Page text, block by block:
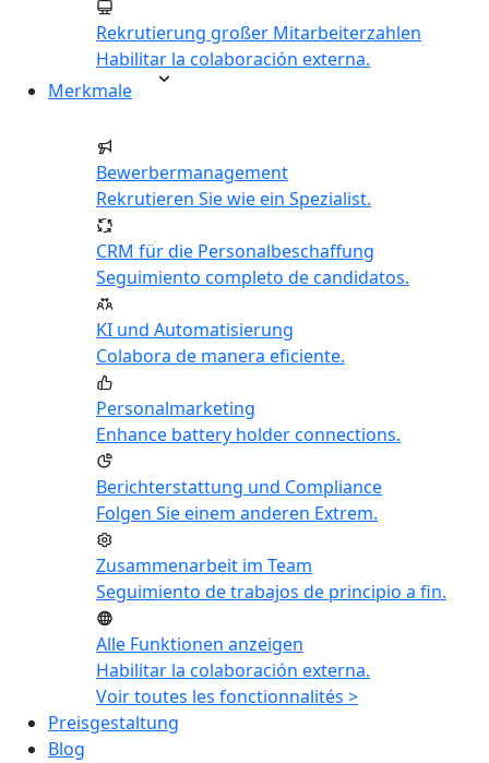
Rekrutierung großer Mitarbeiterzahlen
Habilitar la colaboración externa.
Merkmale
Bewerbermanagement
Rekrutieren Sie wie ein Spezialist.
CRM für die Personalbeschaffung
Seguimiento completo de candidatos.
KI und Automatisierung
Colabora de manera eficiente.
Personalmarketing
Enhance battery holder connections.
Berichterstattung und Compliance
Folgen Sie einem anderen Extrem.
Zusammenarbeit im Team
Seguimiento de trabajos de principio a fin.
Alle Funktionen anzeigen
Habilitar la colaboración externa.
Voir toutes les fonctionnalités >
Preisgestaltung
Blog